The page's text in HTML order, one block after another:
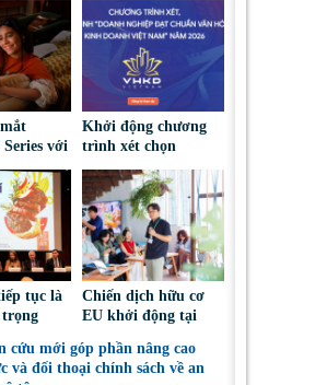
với
giá từ
Khởi động chương
trình xét chọn
chuẩn Văn hóa Kinh
doanh Việt Nam’
năm 2026
tục là
Ba
Chiến dịch hữu cơ
EU khởi động tại
người tiêu dùng lựa
chọn sáng suốt
cứu mới góp phần nâng cao
và đối thoại chính sách về an